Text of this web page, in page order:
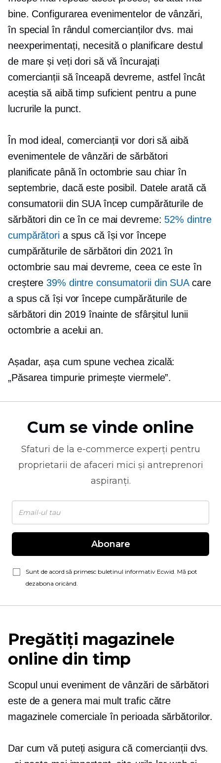
bine. Configurarea evenimentelor de vânzări,
în special în rândul comercianților dvs. mai
neexperimentați, necesită o planificare destul
de mare și veți dori să vă încurajați
comercianții să înceapă devreme, astfel încât
aceștia să aibă timp suficient pentru a pune
lucrurile la punct.
În mod ideal, comercianții vor dori să aibă
evenimentele de vânzări de sărbători
planificate până în octombrie sau chiar în
septembrie, dacă este posibil. Datele arată că
consumatorii din SUA încep cumpărăturile de
sărbători din ce în ce mai devreme: 52% dintre
cumpărătoria spus că își vor începe
cumpărăturile de sărbători din 2021 în
octombrie sau mai devreme, ceea ce este în
creștere39% dintre consumatorii din SUAcare
a spus că își vor începe cumpărăturile de
sărbători din 2019 înainte de sfârșitul lunii
octombrie a acelui an.
Așadar, așa cum spune vechea zicală:
„Păsarea timpurie primește viermele”.
Cum se vinde online
Sfaturi de la e-commerce experți pentru
proprietarii de afaceri mici și antreprenori
aspiranți.
Abonare
Sunt de acord să primesc buletinul informativ Ecwid. Mă pot
dezabona oricând.
Pregătiți magazinele
online din timp
Scopul unui eveniment de vânzări de sărbători
este de a genera mai mult trafic către
magazinele comerciale în perioada sărbătorilor.
Dar cum vă puteți asigura că comercianții dvs.